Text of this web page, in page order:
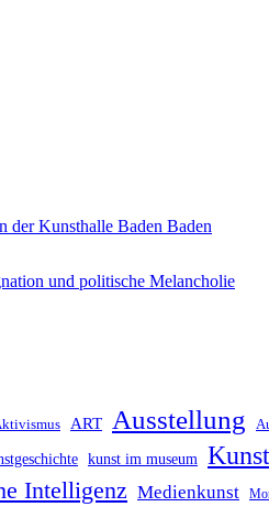
der Kunsthalle Baden Baden
und politische Melancholie
ART Ausstellung
kunst im museum
Intelligenz Medienkunst